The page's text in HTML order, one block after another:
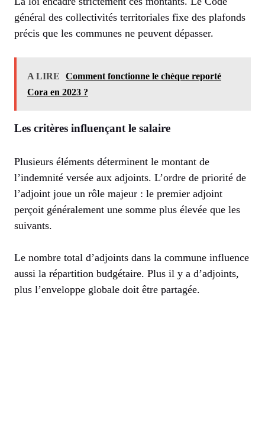
général des collectivités territoriales fixe des plafonds
précis que les communes ne peuvent dépasser.
A LIRE
Comment fonctionne le chèque reporté
Cora en 2023 ?
Les critères influençant le salaire
Plusieurs éléments déterminent le montant de
l’indemnité versée aux adjoints. L’ordre de priorité de
l’adjoint joue un rôle majeur : le premier adjoint
perçoit généralement une somme plus élevée que les
suivants.
Le nombre total d’adjoints dans la commune influence
aussi la répartition budgétaire. Plus il y a d’adjoints,
plus l’enveloppe globale doit être partagée.